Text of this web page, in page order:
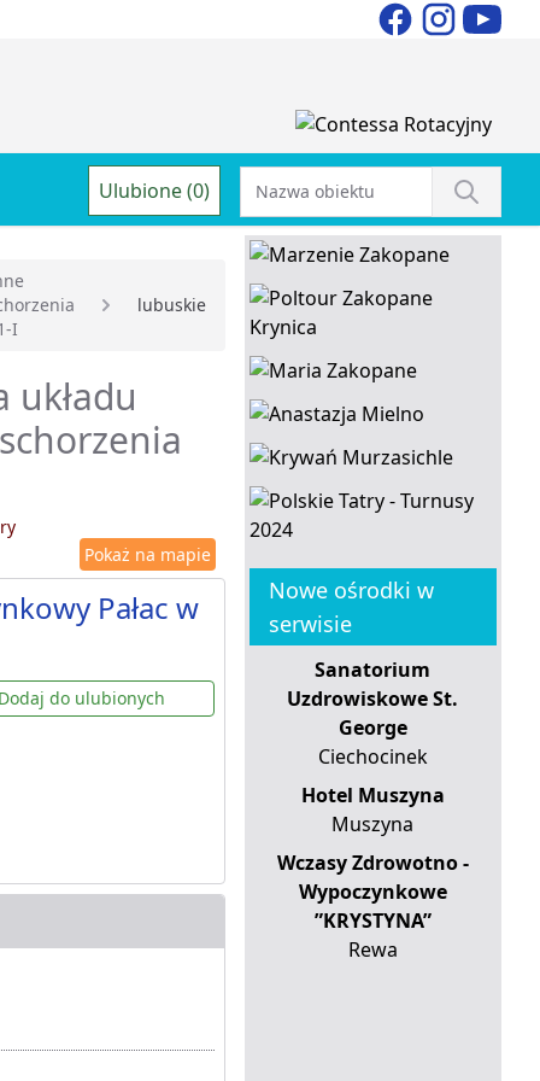
Ulubione (0)
I
lubuskie
Pokaż na mapie
Pałac w
Dodaj do ulubionych
Nowe ośrodki w
serwisie
Sanatorium
Uzdrowiskowe St.
George
Ciechocinek
Hotel Muszyna
Muszyna
Wczasy Zdrowotno -
Wypoczynkowe
”KRYSTYNA”
Rewa